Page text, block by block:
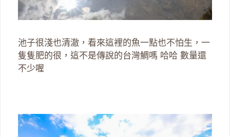
池子很淺也清澈，看來這裡的魚一點也不怕生，一
隻隻肥的很，這不是傳說的台灣鯛嗎 哈哈 數量還
不少喔